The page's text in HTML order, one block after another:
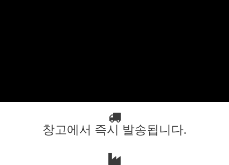
창고에서 즉시 발송됩니다.